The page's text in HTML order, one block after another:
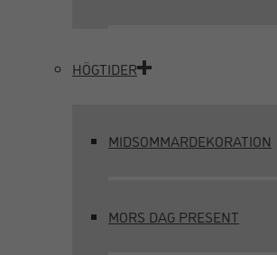
HÖGTIDER
MIDSOMMARDEKORATION
MORS DAG PRESENT